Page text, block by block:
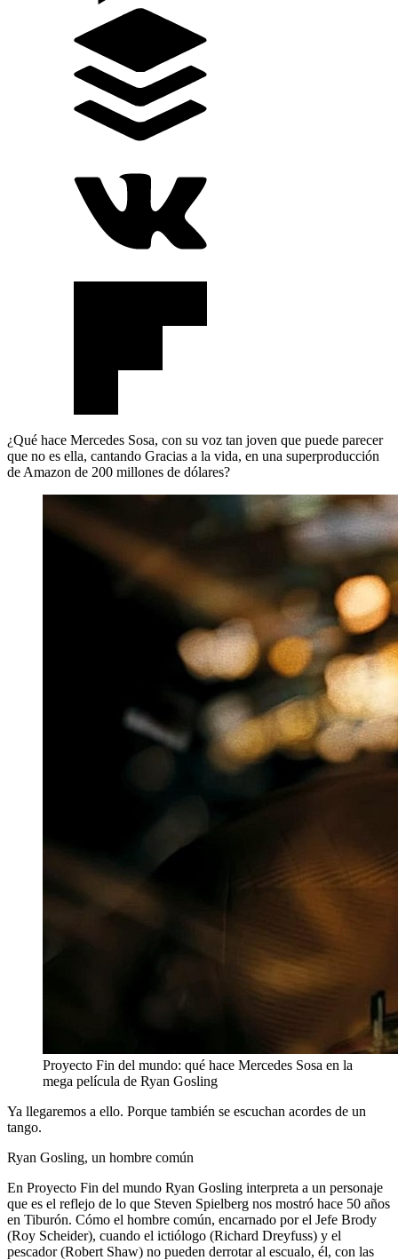
¿Qué hace Mercedes Sosa, con su voz tan joven que puede parecer
que no es ella, cantando Gracias a la vida, en una superproducción
de Amazon de 200 millones de dólares?
Proyecto Fin del mundo: qué hace Mercedes Sosa en la
mega película de Ryan Gosling
Ya llegaremos a ello. Porque también se escuchan acordes de un
tango.
Ryan Gosling, un hombre común
En Proyecto Fin del mundo Ryan Gosling interpreta a un personaje
que es el reflejo de lo que Steven Spielberg nos mostró hace 50 años
en Tiburón. Cómo el hombre común, encarnado por el Jefe Brody
(Roy Scheider), cuando el ictiólogo (Richard Dreyfuss) y el
pescador (Robert Shaw) no pueden derrotar al escualo, él, con las